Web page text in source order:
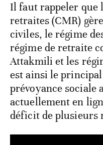
Il faut rappeler que
retraites (CMR)
civiles, le régime
régime de retraite
Attakmili et les
est ainsi le
prévoyance sociale
actuellement en
déficit de plusieurs